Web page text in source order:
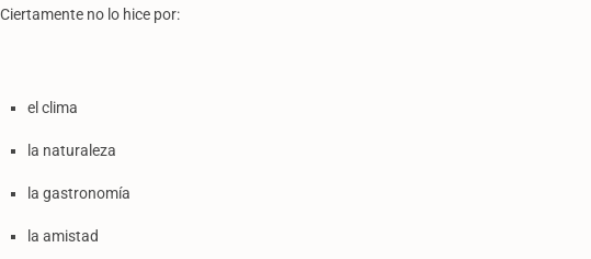
Ciertamente no lo hice por:
el clima
la naturaleza
la gastronomía
la amistad